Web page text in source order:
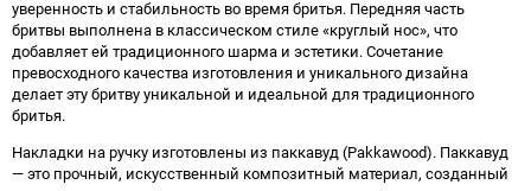
уверенность и стабильность во время бритья. Передняя часть
бритвы выполнена в классическом стиле «круглый нос», что
добавляет ей традиционного шарма и эстетики. Сочетание
превосходного качества изготовления и уникального дизайна
делает эту бритву уникальной и идеальной для традиционного
бритья.
Накладки на ручку изготовлены из паккавуд (Pakkawood). Паккавуд
— это прочный, искусственный композитный материал, созданный